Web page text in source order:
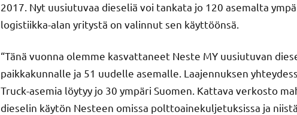
2017. Nyt uusiutuvaa dieseliä voi tankata jo 120 asemalta
logistiikka-alan yritystä on valinnut sen käyttöönsä.
“Tänä vuonna olemme kasvattaneet Neste MY uusiutuvan
paikkakunnalle ja 51 uudelle asemalle. Laajennuksen
Truck-asemia löytyy jo 30 ympäri Suomen. Kattava verkosto
dieselin käytön Nesteen omissa polttoainekuljetuksissa ja